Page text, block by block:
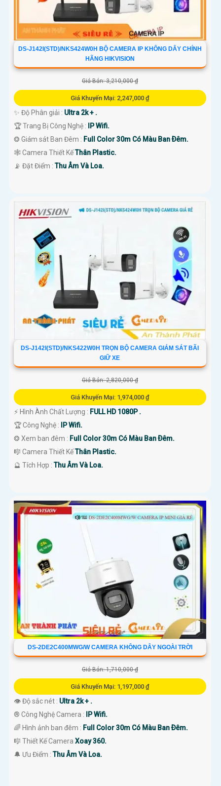
DS-J142I(STD)/NKS424W0H BỘ CAMERA IP KHÔNG DÂY CHÍNH
HÃNG HIKVISION
Giá Bán: 3,210,000 ₫
Giá Khuyến Mại: 2,247,000 ₫
✨ Độ Phân giải : Ultra 2k + .
🏆 Trang Bị Công Nghệ :
IP Wifi.
❂ Giám sát Ban Đêm : Full Color 30m Có Màu Ban Ðêm.
🕸️ Camera Thiết KếThân Plastic.
️📡 Đặt Điểm :Thu Âm Và Loa.
DS-J142I(STD)/NKS422W0H TRỌN BỘ CAMERA GIÁM SÁT BÃI
GIỮ XE
Giá Bán: 2,820,000 ₫
Giá Khuyến Mại: 1,974,000 ₫
️⚡ Hình Ành Chất Lượng : FULL HD 1080P .
🏆 Công Nghệ :
IP Wifi.
❂ Xem ban đêm : Full Color 30m Có Màu Ban Ðêm.
🎼️ Camera Thiết KếThân Plastic.
️🔮 Tích Hợp :Thu Âm Và Loa.
DS-2DE2C400MWG/W CAMERA KHÔNG DÂY NGOÀI TRỜI
Giá Bán: 1,710,000 ₫
Giá Khuyến Mại: 1,197,000 ₫
👁 Độ sắc nét : Ultra 2k + .
®️ Công Nghệ Camera :
IP Wifi.
🌈 Hình ảnh ban đêm : Full Color 30m Có Màu Ban Ðêm.
🎼️ Thiết Kế Camera Xoay 360.
️🔔 Ưu Điểm :Thu Âm Và Loa.